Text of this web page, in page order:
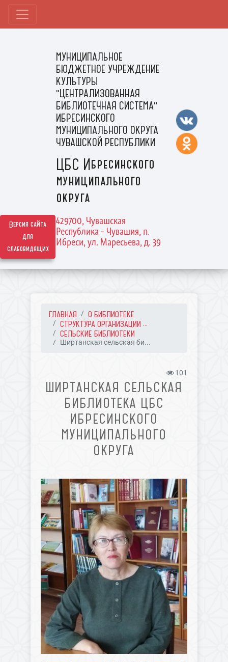
Версия сайта
для
слабовидящих
МУНИЦИПАЛЬНОЕ
БЮДЖЕТНОЕ УЧРЕЖДЕНИЕ
КУЛЬТУРЫ
"ЦЕНТРАЛИЗОВАННАЯ
БИБЛИОТЕЧНАЯ СИСТЕМА"
ИБРЕСИНСКОГО
МУНИЦИПАЛЬНОГО ОКРУГА
ЧУВАШСКОЙ РЕСПУБЛИКИ
ЦБС Ибресинского
муниципального
округа
429700, Чувашская
Республика - Чувашия, п.
Ибреси, ул. Маресьева, д. 39
ГЛАВНАЯ
О БИБЛИОТЕКЕ
СТРУКТУРА ОРГАНИЗАЦИИ ...
СЕЛЬСКИЕ БИБЛИОТЕКИ
Ширтанская сельская би...
101
ШИРТАНСКАЯ СЕЛЬСКАЯ
БИБЛИОТЕКА ЦБС
ИБРЕСИНСКОГО
МУНИЦИПАЛЬНОГО
ОКРУГА